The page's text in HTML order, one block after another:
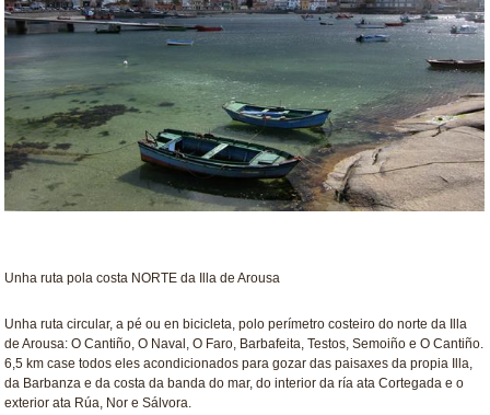
Unha ruta pola costa NORTE da Illa de Arousa
Unha ruta circular,a pé ou en bicicleta, polo perímetro costeiro do norte da Illa
de Arousa: O Cantiño, O Naval, O Faro, Barbafeita, Testos, Semoiño e O Cantiño.
6,5 km case todos eles acondicionados para gozar das paisaxes da propia Illa,
da Barbanza e da costa da banda do mar, do interior da ría ata Cortegada e o
exterior ata Rúa, Nor e Sálvora.